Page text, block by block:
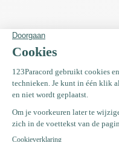
Productomschrijving
Specificaties
Recent bekeken